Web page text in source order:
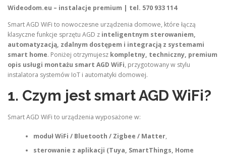
Wideodom.eu – instalacje premium | tel. 570 933 114
Smart AGD WiFi to nowoczesne urządzenia domowe, które łączą
klasyczne funkcje sprzętu AGD z inteligentnym sterowaniem,
automatyzacją, zdalnym dostępem i integracją z systemami
smart home. Poniżej otrzymujesz kompletny, techniczny, premium
opis usługi montażu smart AGD WiFi, przygotowany w stylu
instalatora systemów IoT i automatyki domowej.
1. Czym jest smart AGD WiFi?
Smart AGD WiFi to urządzenia wyposażone w:
moduł WiFi / Bluetooth / Zigbee / Matter,
sterowanie z aplikacji (Tuya, SmartThings, Home